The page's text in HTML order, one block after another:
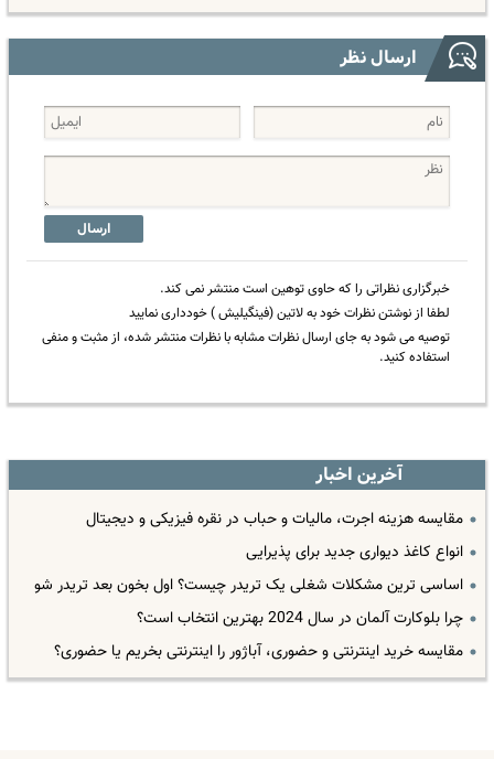
ارسال نظر
ارسال
خبرگزاری نظراتی را که حاوی توهین است منتشر نمی کند.
لطفا از نوشتن نظرات خود به لاتین (فینگیلیش ) خودداری نمایید
توصیه می شود به جای ارسال نظرات مشابه با نظرات منتشر شده، از مثبت و منفی
استفاده کنید.
آخرین اخبار
مقایسه هزینه اجرت، مالیات و حباب در نقره فیزیکی و دیجیتال
انواع کاغذ دیواری جدید برای پذیرایی
اساسی ترین مشکلات شغلی یک تریدر چیست؟ اول بخون بعد تریدر شو
چرا بلوکارت آلمان در سال 2024 بهترین انتخاب است؟
مقایسه خرید اینترنتی و حضوری، آباژور را اینترنتی بخریم یا حضوری؟